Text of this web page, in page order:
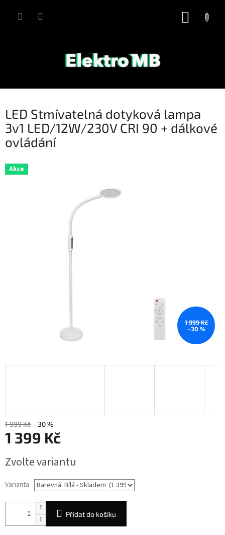
LED Stmívatelná dotyková lampa
3v1 LED/12W/230V CRI 90 + dálkové
ovládání
Akce
1 999 Kč
–30 %
1 999 Kč –30 %
1 399 Kč
cena:
Zvolte variantu
Varianta
Přidat do košíku